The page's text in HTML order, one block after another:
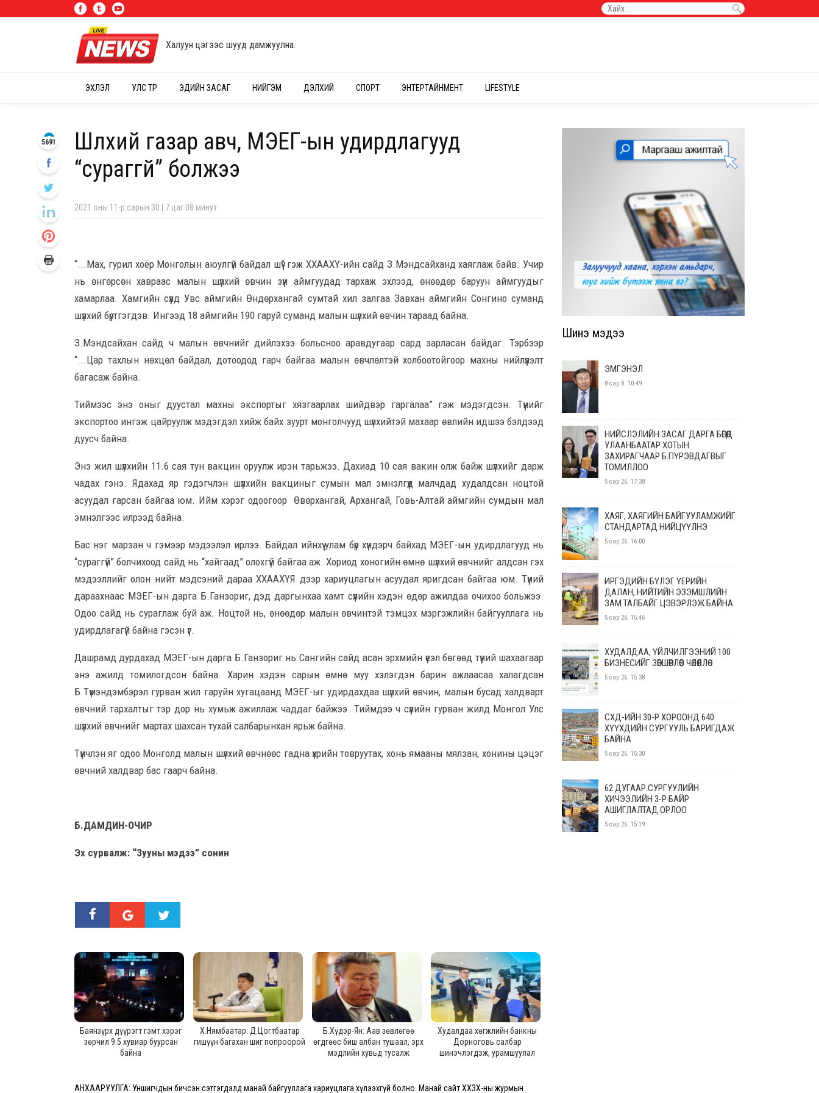
Халуун цэгээс шууд дамжуулна.
ЭХЛЭЛ УЛС ТӨР ЭДИЙН ЗАСАГ НИЙГЭМ ДЭЛХИЙ СПОРТ ЭНТЕРТАЙНМЕНТ LIFESTYLE
Шүлхий газар авч, МЭЕГ-ын удирдлагууд
“сураггүй” болжээ
2021 оны 11-р сарын 30 | 7 цаг 08 минут
5691
“...Мах, гурил хоёр Монголын аюулгүй байдал шүү” гэж ХХААХҮ-ийн сайд З.Мэндсайханд хаяглаж байв. Учир
нь өнгөрсөн хавраас малын шүлхий өвчин зүүн аймгуудад тархаж эхлээд, өнөөдөр баруун аймгуудыг
хамарлаа. Хамгийн сүүлд Увс аймгийн Өндөрхангай сумтай хил залгаа Завхан аймгийн Сонгино суманд
шүлхий бүртгэгдэв. Ингээд 18 аймгийн 190 гаруй суманд малын шүлхий өвчин тараад байна.
З.Мэндсайхан сайд ч малын өвчнийг дийлэхээ больсноо аравдугаар сард зарласан байдаг. Тэрбээр
“...Цар тахлын нөхцөл байдал, дотоодод гарч байгаа малын өвчлөлтэй холбоотойгоор махны нийлүүлэлт
багасаж байна.
Тиймээс энэ оныг дуустал махны экспортыг хязгаарлах шийдвэр гаргалаа” гэж мэдэгдсэн. Түүнийг
экспортоо ингэж цайруулж мэдэгдэл хийж байх зуурт монголчууд шүлхийтэй махаар өвлийн идшээ бэлдээд
дуусч байна.
Энэ жил шүлхийн 11.6 сая тун вакцин оруулж ирэн тарьжээ. Дахиад 10 сая вакин олж байж шүлхийг дарж
чадах гэнэ. Ядахад яр гэдэгчлэн шүлхийн вакциныг сумын мал эмнэлгүүд малчдад худалдсан ноцтой
асуудал гарсан байгаа юм. Ийм хэрэг одоогоор Өвөрхангай, Архангай, Говь-Алтай аймгийн сумдын мал
эмнэлгээс илрээд байна.
Бас нэг марзан ч гэмээр мэдээлэл ирлээ. Байдал ийнхүү улам бүр хүндэрч байхад МЭЕГ-ын удирдлагууд нь
“сураггүй” болчихоод сайд нь “хайгаад” олохгүй байгаа аж. Хориод хоногийн өмнө шүлхий өвчнийг алдсан гэх
мэдээллийг олон нийт мэдсэний дараа ХХААХҮЯ дээр хариуцлагын асуудал яригдсан байгаа юм. Түүний
дараахнаас МЭЕГ-ын дарга Б.Ганзориг, дэд даргынхаа хамт сүүлийн хэдэн өдөр ажилдаа очихоо больжээ.
Одоо сайд нь сураглаж буй аж. Ноцтой нь, өнөөдөр малын өвчинтэй тэмцэх мэргэжлийн байгууллага нь
удирдлагагүй байна гэсэн үг.
Дашрамд дурдахад МЭЕГ-ын дарга Б.Ганзориг нь Сангийн сайд асан эрхмийн үеэл бөгөөд түүний шахаагаар
энэ ажилд томилогдсон байна. Харин хэдэн сарын өмнө муу хэлэгдэн барин ажлаасаа халагдсан
Б.Түмэндэмбэрэл гурван жил гаруйн хугацаанд МЭЕГ-ыг удирдахдаа шүлхий өвчин, малын бусад халдварт
өвчний тархалтыг тэр дор нь хумьж ажиллаж чаддаг байжээ. Тиймдээ ч сүүлийн гурван жилд Монгол Улс
шүлхий өвчнийг мартах шахсан тухай салбарынхан ярьж байна.
Түүнчлэн яг одоо Монголд малын шүлхий өвчнөөс гадна үхрийн товруутах, хонь ямааны мялзан, хонины цэцэг
өвчний халдвар бас гаарч байна.
Б.ДАМДИН-ОЧИР
Эх сурвалж: “Зууны мэдээ” сонин
Баянзүрх дүүрэгт гэмт хэрэг
зөрчил 9.5 хувиар буурсан
байна
Х.Нямбаатар: Д.Цогтбаатар
гишүүн багахан шиг попроорой
Б.Хүдэр-Ян: Аав зөвлөгөө
өгдгөөс биш албан тушаал, эрх
мэдлийн хувьд тусалж
Худалдаа хөгжлийн банкны
Дорноговь салбар
шинэчлэгдэж, урамшуулал
АНХААРУУЛГА: Уншигчдын бичсэн сэтгэгдэлд манай байгууллага хариуцлага хүлээхгүй болно. Манай сайт ХХЗХ-ны журмын
Шинэ мэдээ
ЭМГЭНЭЛ
8 сар 8. 10:49
НИЙСЛЭЛИЙН ЗАСАГ ДАРГА БӨГӨӨД
УЛААНБААТАР ХОТЫН
ЗАХИРАГЧААР Б.ПҮРЭВДАГВЫГ
ТОМИЛЛОО
5 сар 26. 17:38
ХАЯГ, ХАЯГИЙН БАЙГУУЛАМЖИЙГ
СТАНДАРТАД НИЙЦҮҮЛНЭ
5 сар 26. 16:00
ИРГЭДИЙН БҮЛЭГ ҮЕРИЙН
ДАЛАН, НИЙТИЙН ЭЗЭМШЛИЙН
ЗАМ ТАЛБАЙГ ЦЭВЭРЛЭЖ БАЙНА
5 сар 26. 15:46
ХУДАЛДАА, ҮЙЛЧИЛГЭЭНИЙ 100
БИЗНЕСИЙГ ЗӨВШӨӨРЛӨӨС ЧӨЛӨӨЛЛӨӨ
5 сар 26. 15:38
СХД-ИЙН 30-Р ХОРООНД 640
ХҮҮХДИЙН СУРГУУЛЬ БАРИГДАЖ
БАЙНА
5 сар 26. 15:30
62 ДУГААР СУРГУУЛИЙН
ХИЧЭЭЛИЙН 3-Р БАЙР
АШИГЛАЛТАД ОРЛОО
5 сар 26. 15:19